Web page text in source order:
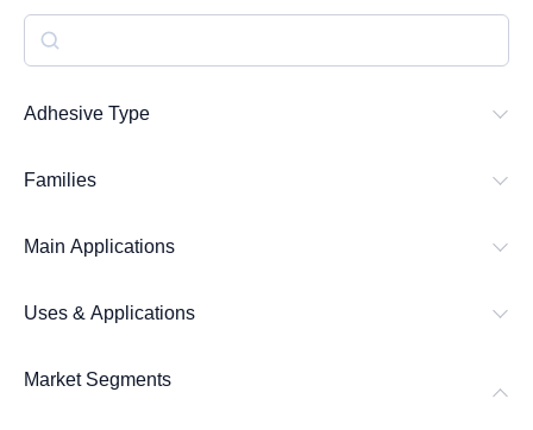
e
a
c
Adhesive Type
Families
Main Applications
Uses & Applications
Market Segments